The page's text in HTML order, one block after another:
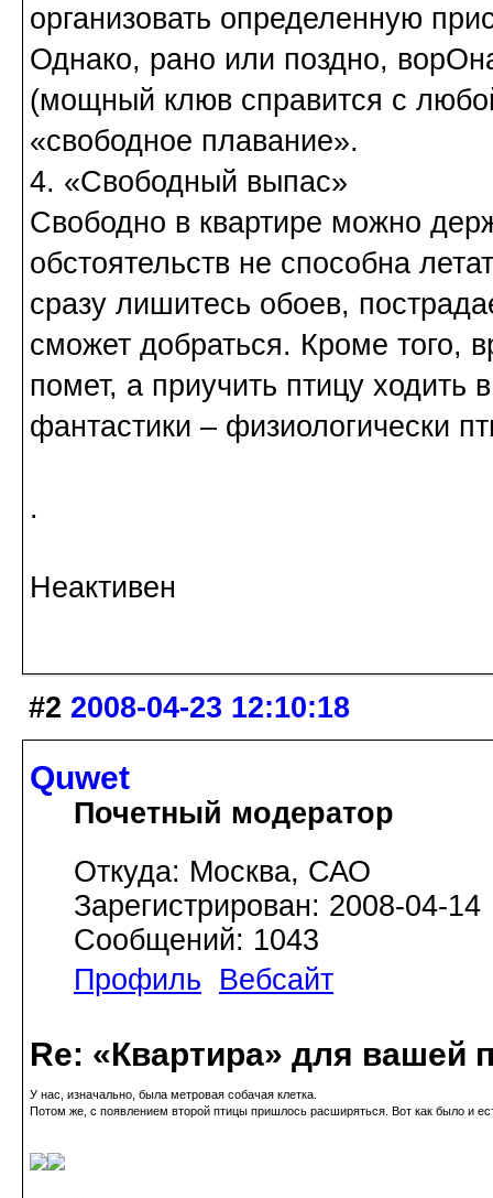
организовать определенную
Однако, рано или поздно,
(мощный клюв справится с
«свободное плавание».
4. «Свободный выпас»
Свободно в квартире можно
обстоятельств не способна
сразу лишитесь обоев,
сможет добраться. Кроме того,
помет, а приучить птицу ходить
фантастики – физиологически
.
Неактивен
#2 2008-04-23 12:10:18
Quwet
Почетный модератор
Откуда: Москва, САО
Зарегистрирован: 2008-04-14
Сообщений: 1043
Профиль
Вебсайт
Re: «Квартира» для вашей
У нас, изначально, была метровая собачая клетка.
Потом же, с появлением второй птицы пришлось расширяться. Вот как было и